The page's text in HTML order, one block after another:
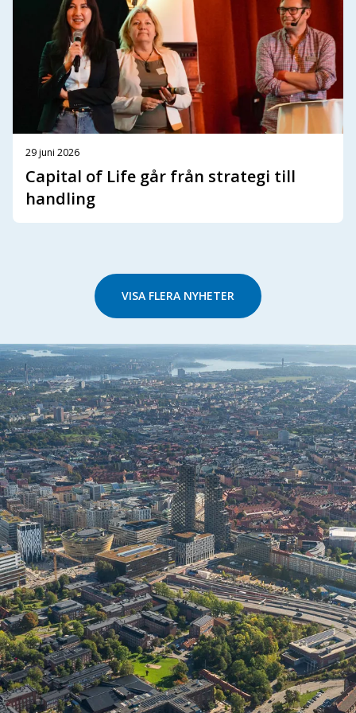
29 juni 2026
Capital of Life går från strategi till
handling
VISA FLERA NYHETER